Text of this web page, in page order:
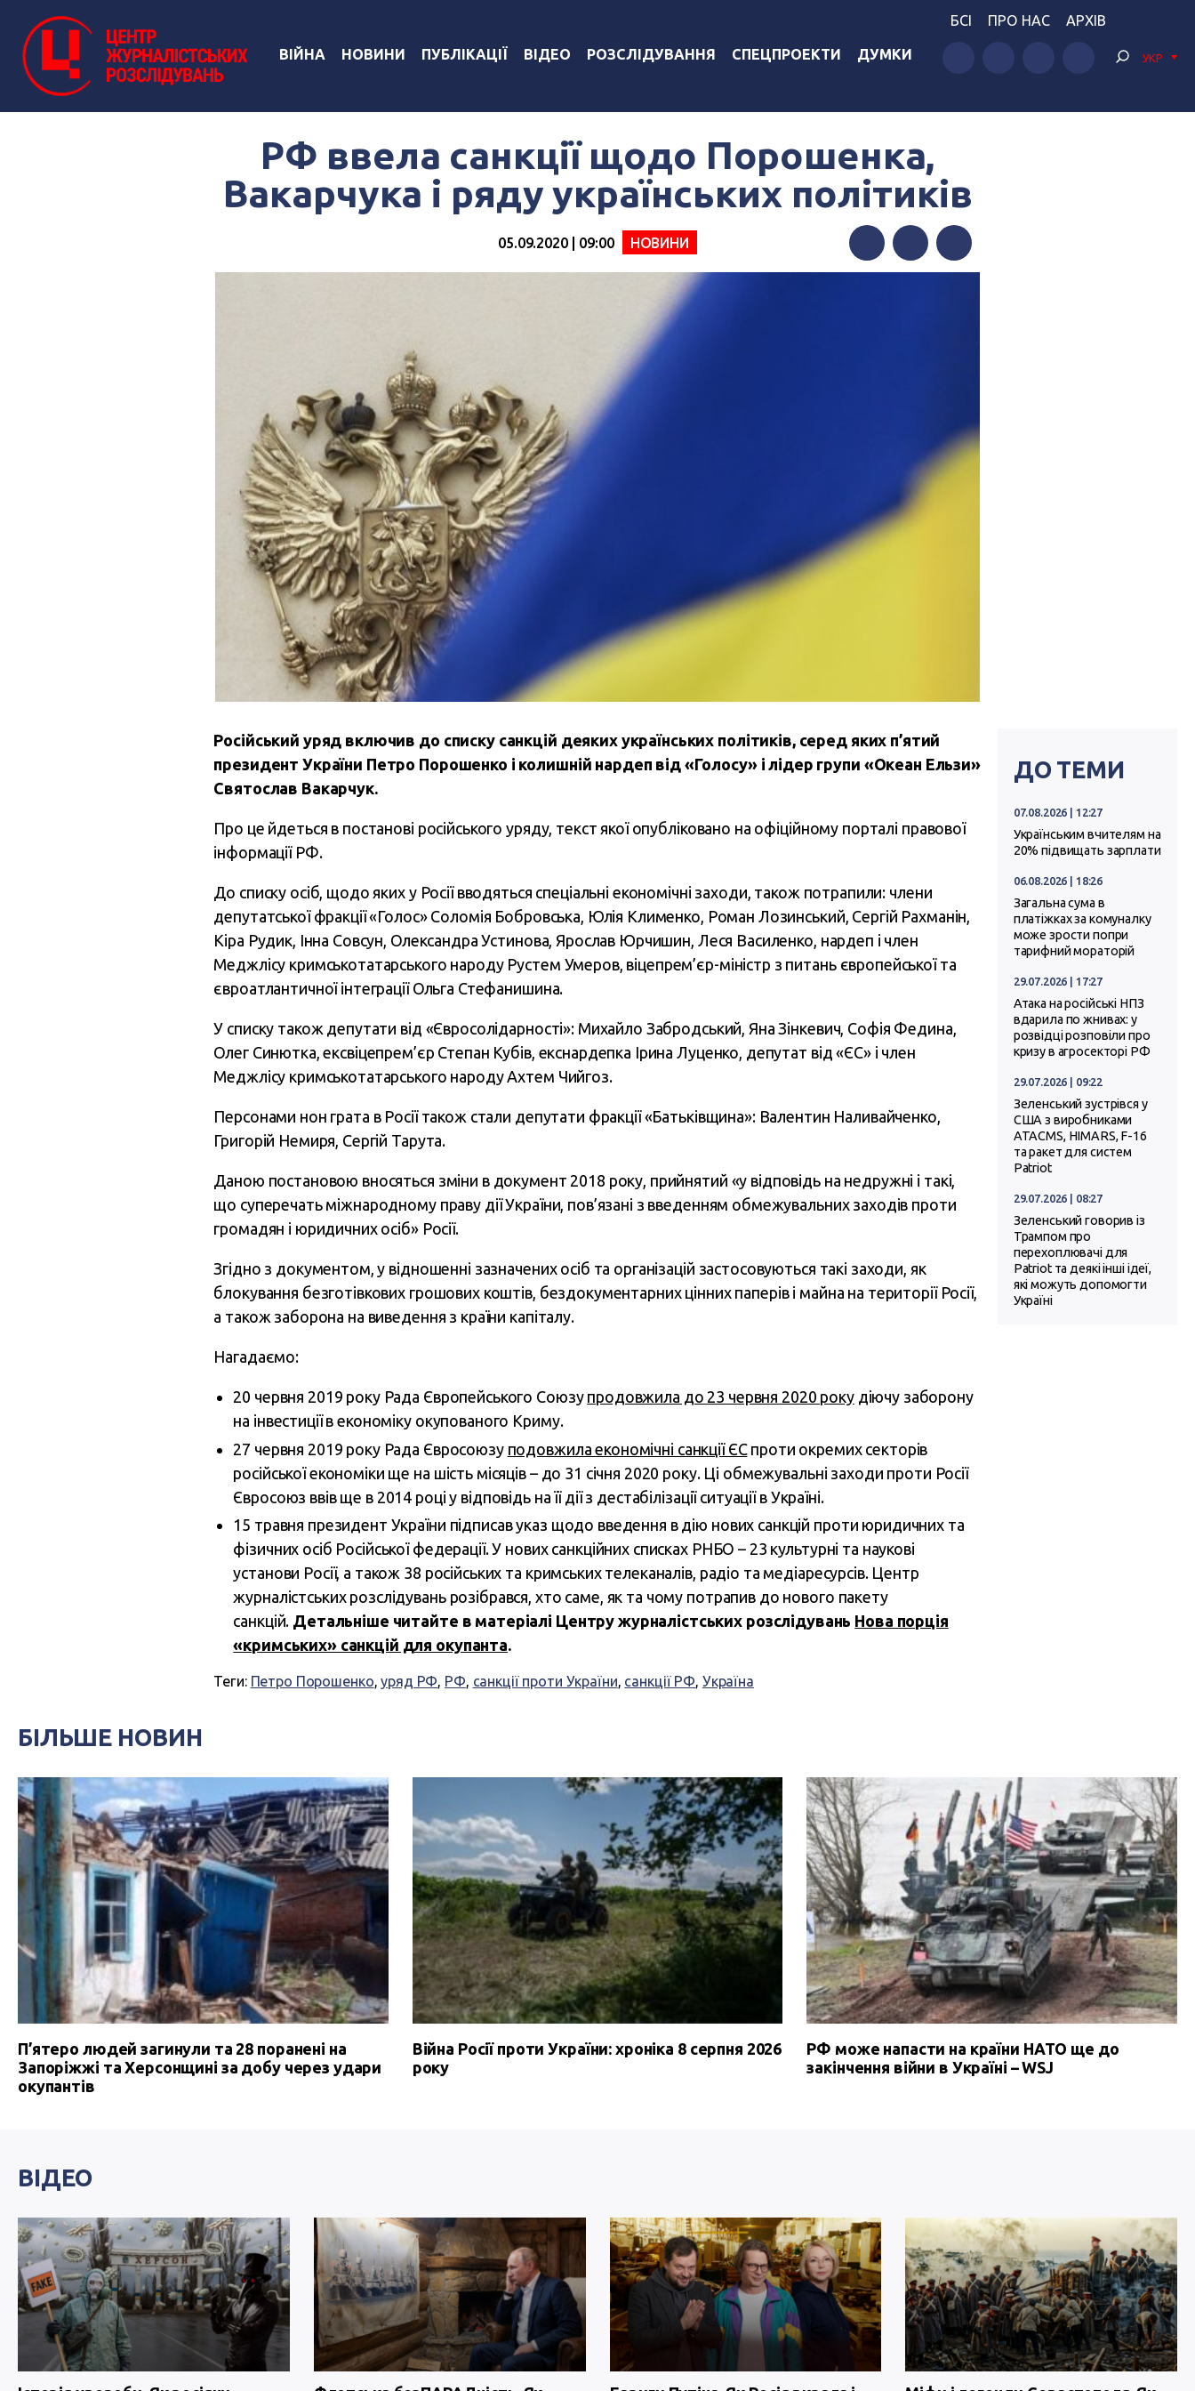
ВІЙНА НОВИНИ ПУБЛІКАЦІЇ ВІДЕО РОЗСЛІДУВАННЯ СПЕЦПРОЕКТИ ДУМКИ
БСІ ПРО НАС АРХІВ
УКР
РФ ввела санкції щодо Порошенка,
Вакарчука і ряду українських політиків
05.09.2020 | 09:00 НОВИНИ
Російський уряд включив до списку санкцій деяких українських політиків, серед яких п’ятий
президент України Петро Порошенко і колишній нардеп від «Голосу» і лідер групи «Океан Ельзи»
Святослав Вакарчук.
Про це йдеться в постанові російського уряду, текст якої опубліковано на офіційному порталі правової
інформації РФ.
До списку осіб, щодо яких у Росії вводяться спеціальні економічні заходи, також потрапили: члени
депутатської фракції «Голос» Соломія Бобровська, Юлія Клименко, Роман Лозинський, Сергій Рахманін,
Кіра Рудик, Інна Совсун, Олександра Устинова, Ярослав Юрчишин, Леся Василенко, нардеп і член
Меджлісу кримськотатарського народу Рустем Умеров, віцепрем’єр-міністр з питань європейської та
євроатлантичної інтеграції Ольга Стефанишина.
У списку також депутати від «Євросолідарності»: Михайло Забродський, Яна Зінкевич, Софія Федина,
Олег Синютка, ексвіцепрем’єр Степан Кубів, екснардепка Ірина Луценко, депутат від «ЄС» і член
Меджлісу кримськотатарського народу Ахтем Чийгоз.
Персонами нон грата в Росії також стали депутати фракції «Батьківщина»: Валентин Наливайченко,
Григорій Немиря, Сергій Тарута.
Даною постановою вносяться зміни в документ 2018 року, прийнятий «у відповідь на недружні і такі,
що суперечать міжнародному праву дії України, пов’язані з введенням обмежувальних заходів проти
громадян і юридичних осіб» Росії.
Згідно з документом, у відношенні зазначених осіб та організацій застосовуються такі заходи, як
блокування безготівкових грошових коштів, бездокументарних цінних паперів і майна на території Росії,
а також заборона на виведення з країни капіталу.
Нагадаємо:
20 червня 2019 року Рада Європейського Союзу продовжила до 23 червня 2020 рокудіючу заборону
на інвестиції в економіку окупованого Криму.
27 червня 2019 року Рада Євросоюзу подовжила економічні санкції ЄСпроти окремих секторів
російської економіки ще на шість місяців – до 31 січня 2020 року. Ці обмежувальні заходи проти Росії
Євросоюз ввів ще в 2014 році у відповідь на її дії з дестабілізації ситуації в Україні.
15 травня президент України підписав указ щодо введення в дію нових санкцій проти юридичних та
фізичних осіб Російської федерації. У нових санкційних списках РНБО – 23 культурні та наукові
установи Росії, а також 38 російських та кримських телеканалів, радіо та медіаресурсів. Центр
журналістських розслідувань розібрався, хто саме, як та чому потрапив до нового пакету
санкцій. Детальніше читайте в матеріалі Центру журналістських розслідувань Нова порція
«кримських» санкцій для окупанта.
Теги: Петро Порошенко,уряд РФ, РФ, санкції проти України, санкції РФ, Україна
ДО ТЕМИ
07.08.2026 | 12:27
Українським вчителям на
20% підвищать зарплати
06.08.2026 | 18:26
Загальна сума в
платіжках за комуналку
може зрости попри
тарифний мораторій
29.07.2026 | 17:27
Атака на російські НПЗ
вдарила по жнивах: у
розвідці розповіли про
кризу в агросекторі РФ
29.07.2026 | 09:22
Зеленський зустрівся у
США з виробниками
ATACMS, HIMARS, F-16
та ракет для систем
Patriot
29.07.2026 | 08:27
Зеленський говорив із
Трампом про
перехоплювачі для
Patriot та деякі інші ідеї,
які можуть допомогти
Україні
БІЛЬШЕ НОВИН
П’ятеро людей загинули та 28 поранені на
Запоріжжі та Херсонщині за добу через удари
окупантів
Війна Росії проти України: хроніка 8 серпня 2026
року
РФ може напасти на країни НАТО ще до
закінчення війни в Україні – WSJ
ВІДЕО